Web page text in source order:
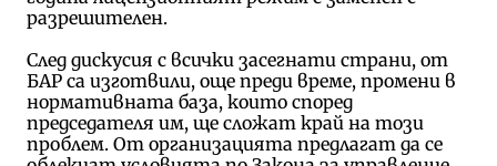
разрешителен.
След дискусия с всички засегнати страни, от
БАР са изготвили, още преди време, промени в
нормативната база, които според
председателя им, ще сложат край на този
проблем. От организацията предлагат да се